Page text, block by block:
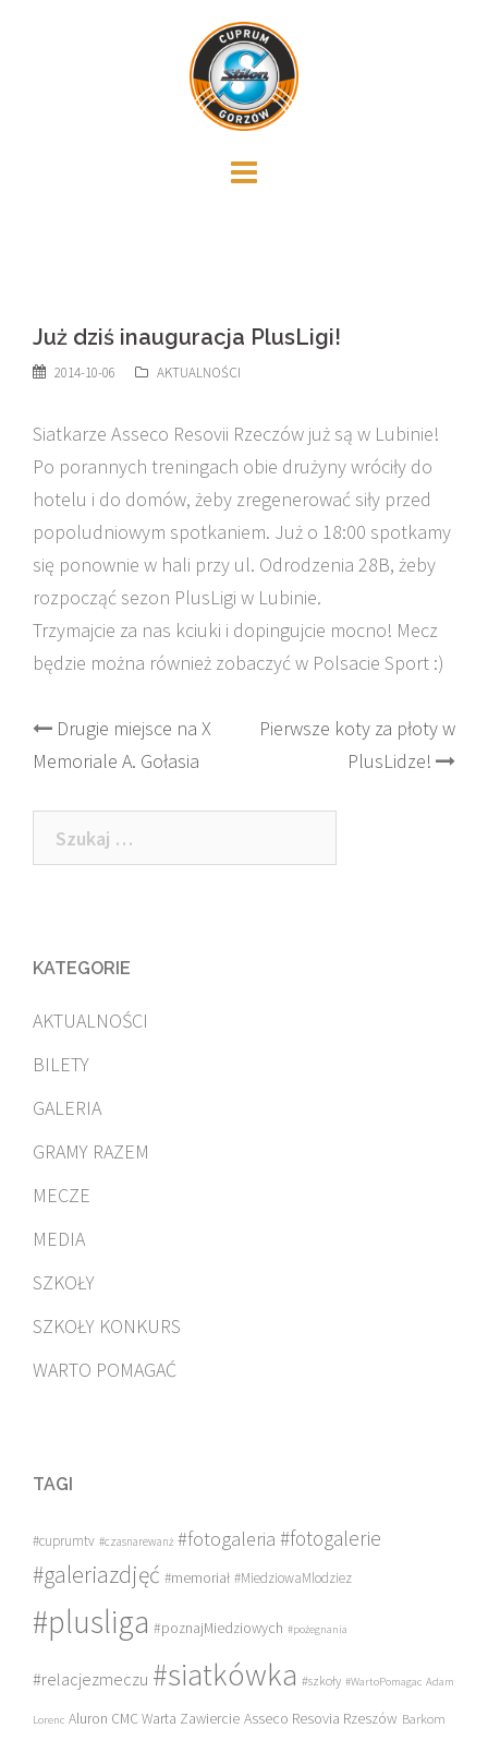
Już dziś inauguracja PlusLigi!
2014-10-06 AKTUALNOŚCI
Siatkarze Asseco Resovii Rzeczów już są w Lubinie!
Po porannych treningach obie drużyny wróciły do
hotelu i do domów, żeby zregenerować siły przed
popoludniowym spotkaniem. Już o 18:00 spotkamy
się ponownie w hali przy ul. Odrodzenia 28B, żeby
rozpocząć sezon PlusLigi w Lubinie.
Trzymajcie za nas kciuki i dopingujcie mocno! Mecz
będzie można również zobaczyć w Polsacie Sport :)
Post
navigation
Drugie miejsce na X
Memoriale A. Gołasia
Pierwsze koty za płoty w
PlusLidze!
Szukaj:
KATEGORIE
AKTUALNOŚCI
BILETY
GALERIA
GRAMY RAZEM
MECZE
MEDIA
SZKOŁY
SZKOŁY KONKURS
WARTO POMAGAĆ
TAGI
#cuprumtv #czasnarewanż #fotogaleria #fotogalerie
#galeriazdjęć #memoriał #MiedziowaMlodziez
#plusliga #poznajMiedziowych #pożegnania
#relacjezmeczu #siatkówka #szkoły #WartoPomagac Adam
Lorenc Aluron CMC Warta Zawiercie Asseco Resovia Rzeszów Barkom